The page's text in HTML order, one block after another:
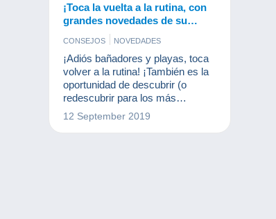
¡Toca la vuelta a la rutina, con
grandes novedades de su
página Delcampe!
CONSEJOS NOVEDADES
¡Adiós bañadores y playas, toca
volver a la rutina! ¡También es la
oportunidad de descubrir (o
redescubrir para los más
asiduos) las novedades que han
aparecido en la página Delcampe
12 September 2019